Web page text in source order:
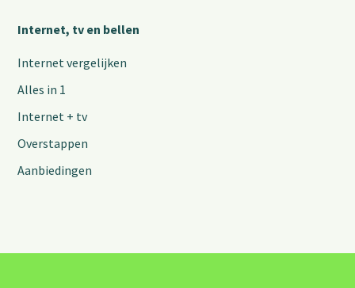
Internet, tv en bellen
Internet vergelijken
Alles in 1
Internet + tv
Overstappen
Aanbiedingen